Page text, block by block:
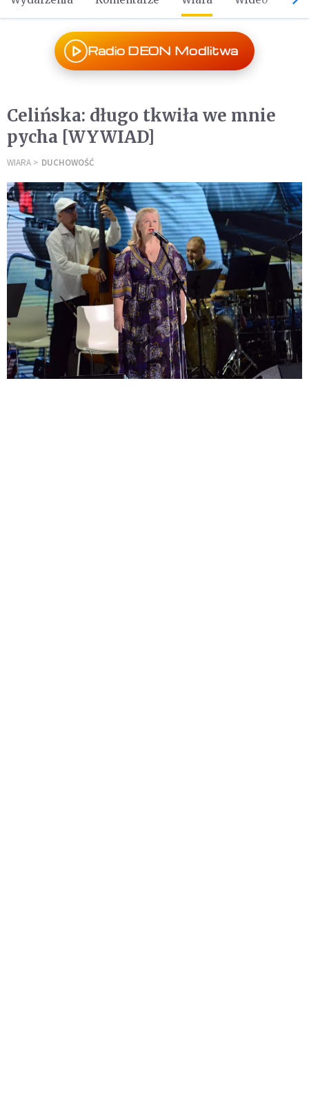
Radio DEON Modlitwa
Celińska: długo tkwiła we mnie
pycha [WYWIAD]
WIARA DUCHOWOŚĆ